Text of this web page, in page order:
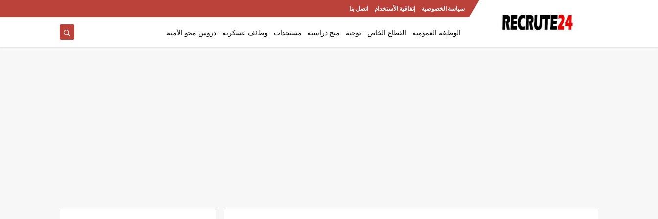
سياسة الخصوصية إتفاقية الأستخدام اتصل بنا
الوظيفة العمومية القطاع الخاص توجيه منح دراسية مستجدات وظائف عسكرية دروس محو الأمية